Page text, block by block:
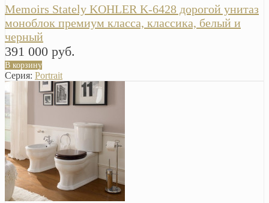
Memoirs Stately KOHLER K-6428 дорогой унитаз
моноблок премиум класса, классика, белый и
черный
391 000 руб.
В корзину
Серия: Portrait